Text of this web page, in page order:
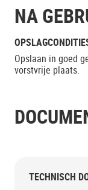
NA
Opslaan in goed
vorstvrije plaats.
TECHNISCH